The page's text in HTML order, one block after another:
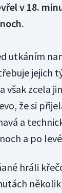
v 18.
utkáním
jejich
však zcela
že si
a
a po
hráli